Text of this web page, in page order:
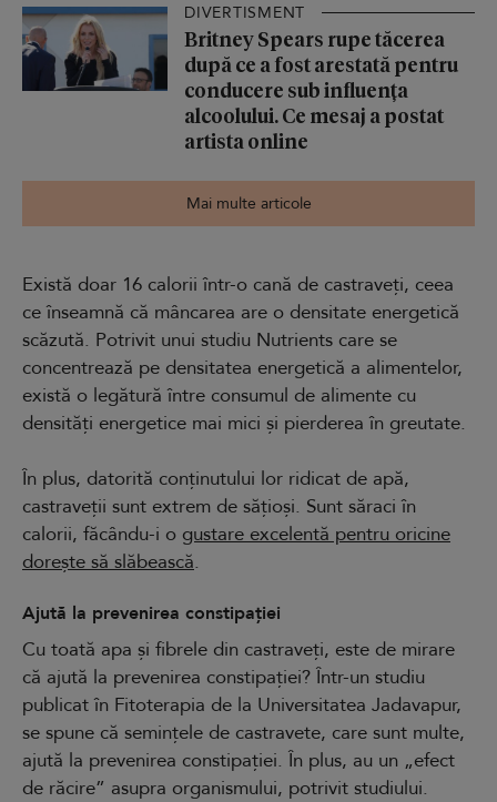
DIVERTISMENT
Britney Spears rupe tăcerea
după ce a fost arestată pentru
conducere sub influența
alcoolului. Ce mesaj a postat
artista online
Mai multe articole
Există doar 16 calorii într-o cană de castraveți, ceea
ce înseamnă că mâncarea are o densitate energetică
scăzută. Potrivit unui studiu Nutrients care se
concentrează pe densitatea energetică a alimentelor,
există o legătură între consumul de alimente cu
densități energetice mai mici și pierderea în greutate.
În plus, datorită conținutului lor ridicat de apă,
castraveții sunt extrem de sățioși. Sunt săraci în
calorii, făcându-i o gustare excelentă pentru oricine
dorește să slăbească.
Ajută la prevenirea constipației
Cu toată apa și fibrele din castraveți, este de mirare
că ajută la prevenirea constipației? Într-un studiu
publicat în Fitoterapia de la Universitatea Jadavapur,
se spune că semințele de castravete, care sunt multe,
ajută la prevenirea constipației. În plus, au un „efect
de răcire” asupra organismului, potrivit studiului.